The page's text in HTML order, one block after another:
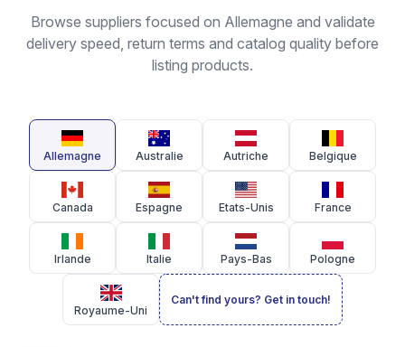
Browse suppliers focused on Allemagne and validate
delivery speed, return terms and catalog quality before
listing products.
Allemagne Australie Autriche Belgique
Canada Espagne Etats-Unis France
Irlande Italie Pays-Bas Pologne
Royaume-Uni
Can't find yours? Get in touch!